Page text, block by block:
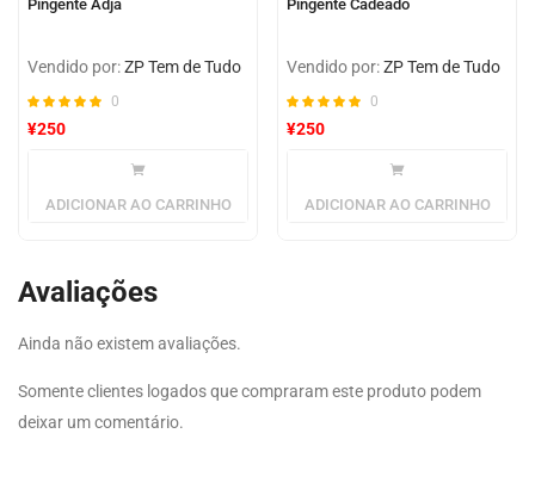
Pingente Adja
Vendido por:ZP Tem de Tudo
0
¥250
ADICIONAR AO CARRINHO
Pingente Cadeado
Vendido por:ZP Tem de Tudo
0
¥250
ADICIONAR AO CARRINHO
Avaliações
Ainda não existem avaliações.
Somente clientes logados que compraram este produto podem
deixar um comentário.